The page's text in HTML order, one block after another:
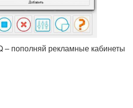
– пополняй рекламные кабинеты